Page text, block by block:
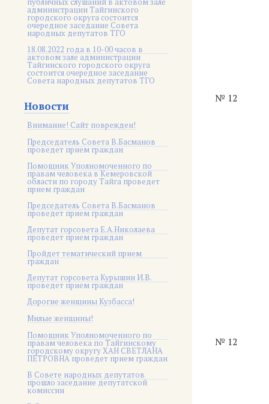
администрации Тайгинского
городского округа состоится
очередное заседание Совета
народных депутатов ТГО
18.08.2022 года в 10-00 часов в
актовом зале администрации
Тайгинского городского округа
состоится очередное заседание
Совета народных депутатов ТГО
Новости
Внимание! Сайт поврежден!
Председатель Совета В.Басманов
проведет прием граждан
Помощник Уполномоченного по
правам человека в Кемеровской
области по городу Тайга проведет
прием граждан
Председатель Совета В.Басманов
проведет прием граждан
Депутат горсовета Е.А.Николаева
проведет прием граждан
Пройдет тематический прием
граждан
Депутат горсовета Курышин И.В.
проведет прием граждан
Дорогие женщины Кузбасса!
Милые женщины!
Помощник Уполномоченного по
правам человека по Тайгинскому
городскому округу ХАН СВЕТЛАНА
ПЕТРОВНА проведет прием граждан
В Совете народных депутатов
прошло заседание депутатской
комиссии
№ 12
№ 12